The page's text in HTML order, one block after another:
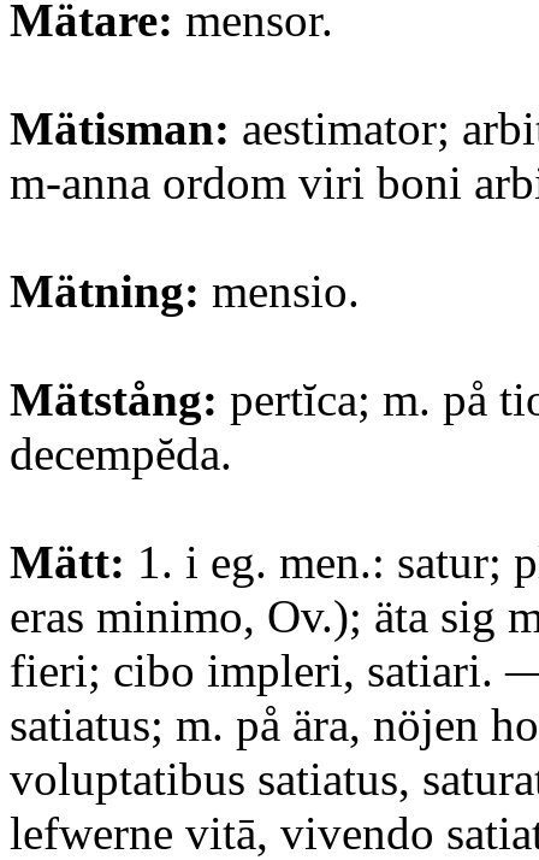
Mätare: mensor.
Mätisman: aestimator;
m-anna ordom viri boni
Mätning: mensio.
Mätstång: pertĭca; m. på
decempĕda.
Mätt: 1. i eg. men.: satur;
eras minimo, Ov.); äta sig
fieri; cibo impleri, satiari.
satiatus; m. på ära, nöjen
voluptatibus satiatus,
lefwerne vitā, vivendo